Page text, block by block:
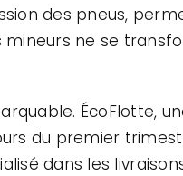
des pneus,
ne se
ÉcoFlotte,
du premier
dans les